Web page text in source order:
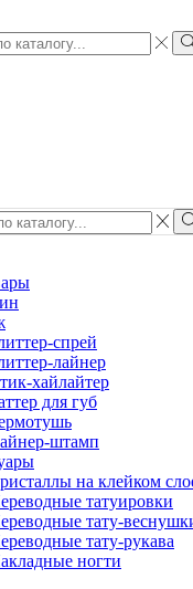
спрей
лайнер
хайлайтер
для губ
штамп
на клейком
татуировки
тату-
тату-рукава
ногти